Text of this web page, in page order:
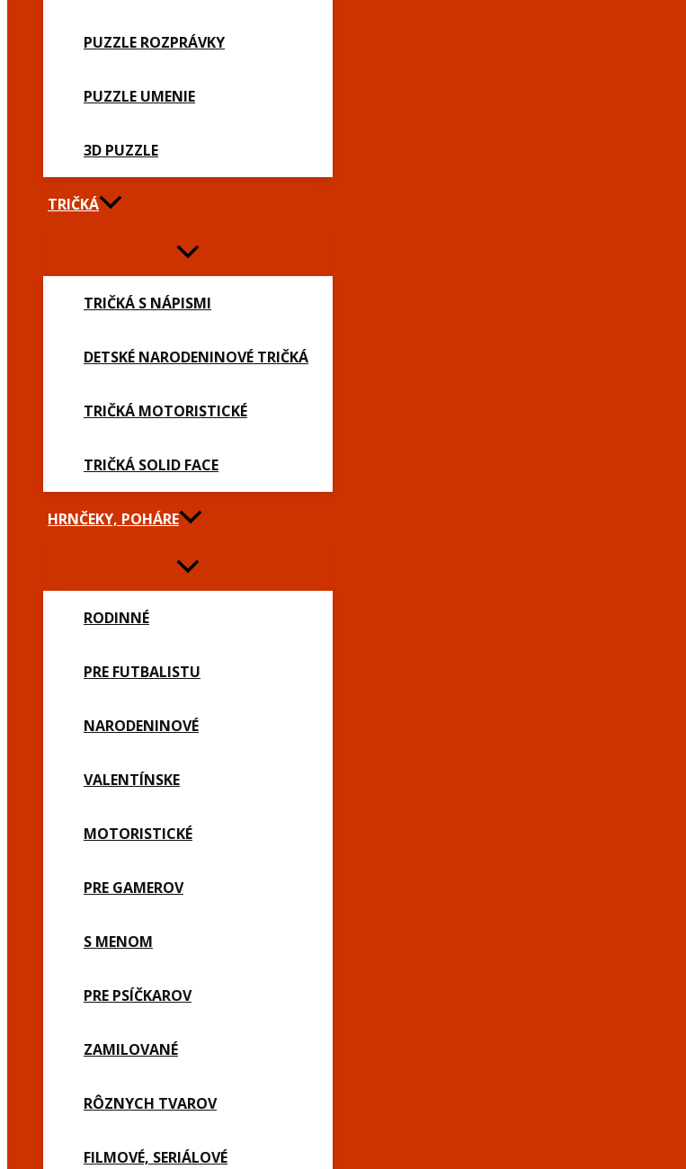
PUZZLE ROZPRÁVKY
PUZZLE UMENIE
3D PUZZLE
TRIČKÁ
TRIČKÁ S NÁPISMI
DETSKÉ NARODENINOVÉ TRIČKÁ
TRIČKÁ MOTORISTICKÉ
TRIČKÁ SOLID FACE
HRNČEKY, POHÁRE
RODINNÉ
PRE FUTBALISTU
NARODENINOVÉ
VALENTÍNSKE
MOTORISTICKÉ
PRE GAMEROV
S MENOM
PRE PSÍČKAROV
ZAMILOVANÉ
RÔZNYCH TVAROV
FILMOVÉ, SERIÁLOVÉ